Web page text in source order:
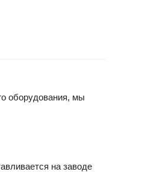
оборудования, мы
на заводе